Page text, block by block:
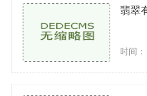
贵。
我们需要注意手镯的透
翡翠品质好坏的重要指标之
翡翠
时间